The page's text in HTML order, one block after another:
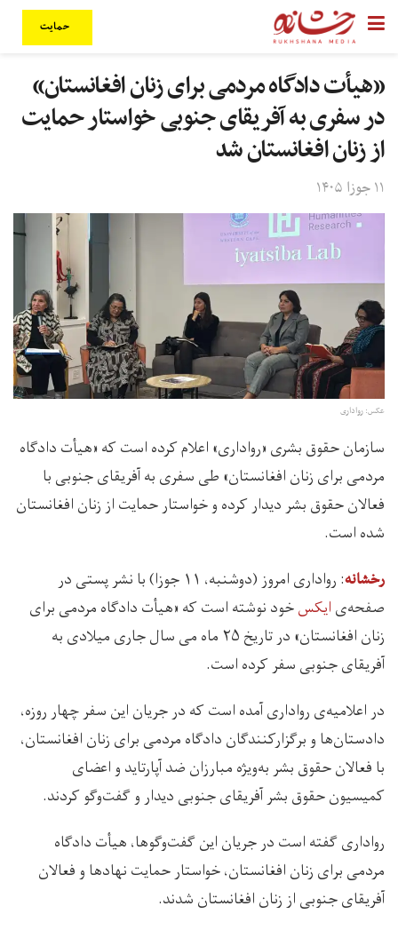
حمایت
«هیأت دادگاه مردمی برای زنان افغانستان»
در سفری به آفریقای جنوبی خواستار حمایت
از زنان افغانستان شد
۱۱ جوزا ۱۴۰۵
عکس: رواداری
سازمان حقوق بشری «رواداری» اعلام کرده است که «هیأت دادگاه
مردمی برای زنان افغانستان» طی سفری به آفریقای جنوبی با
فعالان حقوق بشر دیدار کرده و خواستار حمایت از زنان افغانستان
شده است.
رخشانه
: رواداری امروز (دوشنبه، ۱۱ جوزا) با نشر پستی در
صفحه‌یایکسخود نوشته است که «هیأت دادگاه مردمی برای
زنان افغانستان» در تاریخ ۲۵ ماه می سال جاری میلادی به
آفریقای جنوبی سفر کرده است.
در اعلامیه‌ی رواداری آمده است که در جریان این سفر چهار روزه،
دادستان‌ها و برگزارکنندگان دادگاه مردمی برای زنان افغانستان،
با فعالان حقوق بشر به‌ویژه مبارزان ضد آپارتاید و اعضای
کمیسیون حقوق بشر آفریقای جنوبی دیدار و گفت‌وگو کردند.
رواداری گفته است در جریان این گفت‌وگوها، هیأت دادگاه
مردمی برای زنان افغانستان، خواستار حمایت نهادها و فعالان
آفریقای جنوبی از زنان افغانستان شدند.